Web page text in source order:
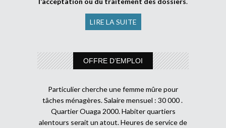
LIRE LA SUITE
OFFRE D’EMPLOI
Particulier cherche une femme mûre pour
tâches ménagères. Salaire mensuel : 30 000 .
Quartier Ouaga 2000. Habiter quartiers
alentours serait un atout. Heures de service de